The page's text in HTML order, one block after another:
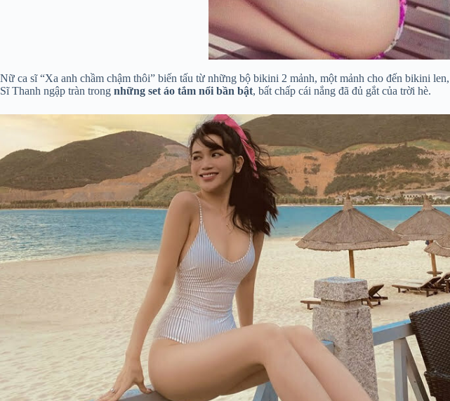
Nữ ca sĩ “Xa anh chầm chậm thôi” biến tấu từ những bộ bikini 2 mảnh, một mảnh cho đến bikini
Sĩ Thanh ngập tràn trong những set áo tắm nổi bần bật, bất chấp cái nắng đã đủ gắt của trời hè.